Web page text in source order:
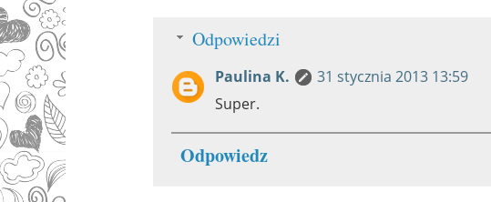
Odpowiedzi
Paulina K.
31 stycznia 2013 13:59
Super.
Odpowiedz